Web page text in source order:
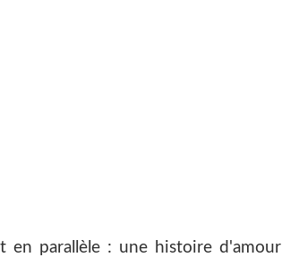
en parallèle : une histoire d'amour